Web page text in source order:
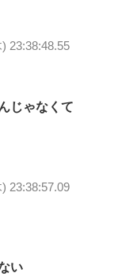
23:38:48.55
じゃなくて
23:38:57.09
い